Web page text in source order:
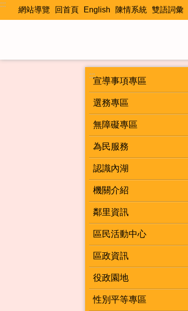
跳到主要內容區塊
:::
網站導覽 回首頁 English 陳情系統 雙語詞彙
:::
宣導事項專區
選務專區
無障礙專區
為民服務
認識內湖
機關介紹
鄰里資訊
區民活動中心
區政資訊
役政園地
性別平等專區